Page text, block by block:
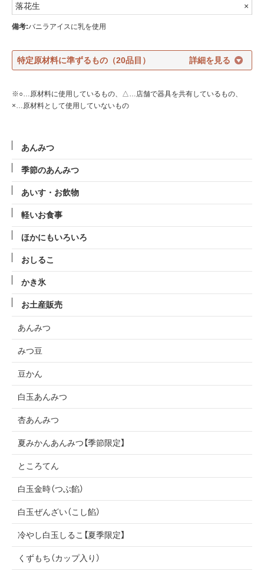
×
備考:バニラアイスに乳を使用
特定原材料に準ずるもの（20品目）
※○…原材料に使用しているもの、△…店舗で器具を共有しているもの、
×…原材料として使用していないもの
あんみつ
季節のあんみつ
あいす・お飲物
軽いお食事
ほかにもいろいろ
おしるこ
かき氷
お土産販売
あんみつ
みつ豆
豆かん
白玉あんみつ
杏あんみつ
夏みかんあんみつ【季節限定】
ところてん
白玉金時（つぶ餡）
白玉ぜんざい（こし餡）
冷やし白玉しるこ【夏季限定】
くずもち（カップ入り）